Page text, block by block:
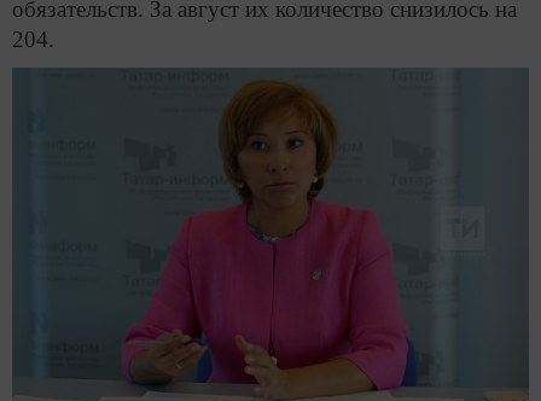
обязательств. За август их количество снизилось на
204.